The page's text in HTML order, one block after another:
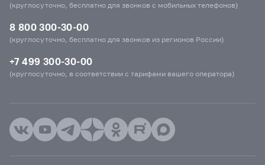
(круглосуточно, бесплатно для звонков с мобильных телефонов)
8 800 300-30-00
(круглосуточно, бесплатно для звонков из регионов России)
+7 499 300-30-00
(круглосуточно, в соответствии с тарифами вашего оператора)